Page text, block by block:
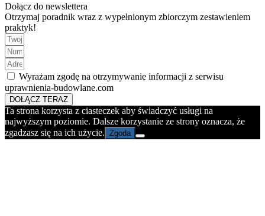
Dołącz do newslettera
Otrzymaj poradnik wraz z wypełnionym zbiorczym zestawieniem
praktyk!
Wyrażam zgodę na otrzymywanie informacji z serwisu
uprawnienia-budowlane.com
DOŁĄCZ TERAZ
Ta strona korzysta z ciasteczek aby świadczyć usługi na
najwyższym poziomie. Dalsze korzystanie ze strony oznacza, że
zgadzasz się na ich użycie. Zgoda